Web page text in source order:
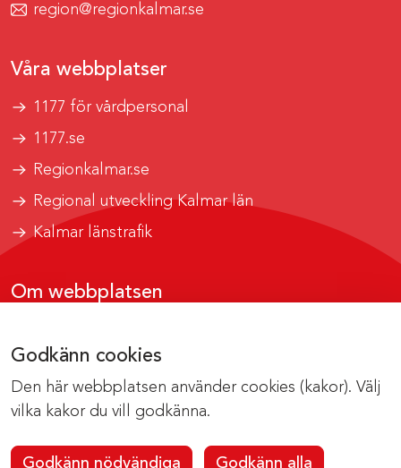
Godkänn cookies
Den här webbplatsen använder cookies (kakor). Välj
vilka kakor du vill godkänna.
Godkänn nödvändiga Godkänn alla
region@regionkalmar.se
Våra webbplatser
1177 för vårdpersonal
1177.se
Regionkalmar.se
Regional utveckling Kalmar län
Kalmar länstrafik
Om webbplatsen
Om cookies
Kontakta webbredaktionen